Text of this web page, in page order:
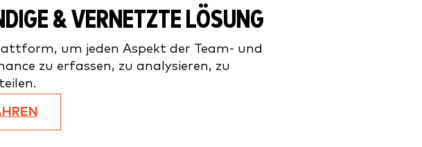
& VERNETZTE LÖSUNG
um jeden Aspekt der Team- und
zu erfassen, zu analysieren, zu